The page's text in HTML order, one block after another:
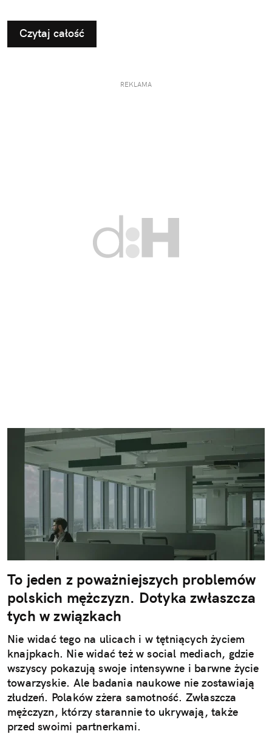
Czytaj całość
REKLAMA
To jeden z poważniejszych problemów
polskich mężczyzn. Dotyka zwłaszcza
tych w związkach
Nie widać tego na ulicach i w tętniących życiem
knajpkach. Nie widać też w social mediach, gdzie
wszyscy pokazują swoje intensywne i barwne życie
towarzyskie. Ale badania naukowe nie zostawiają
złudzeń. Polaków zżera samotność. Zwłaszcza
mężczyzn, którzy starannie to ukrywają, także
przed swoimi partnerkami.